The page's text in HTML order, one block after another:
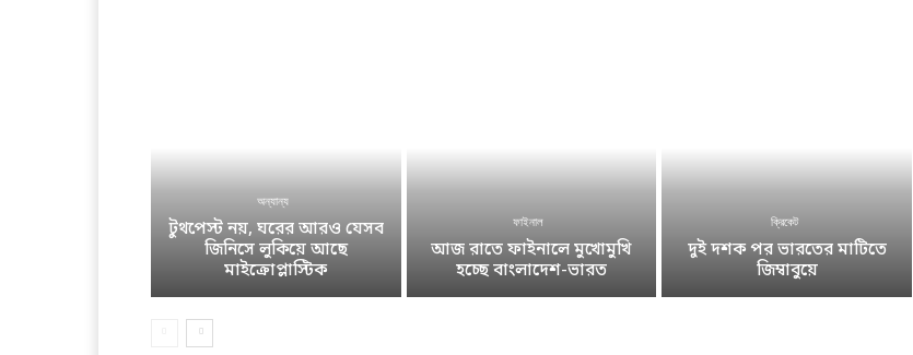
অন্যান্য
টুথপেস্ট নয়, ঘরের আরও যেসব
জিনিসে লুকিয়ে আছে
মাইক্রোপ্লাস্টিক
ফাইনাল
আজ রাতে ফাইনালে মুখোমুখি
হচ্ছে বাংলাদেশ-ভারত
ক্রিকেট
দুই দশক পর ভারতের মাটিতে
জিম্বাবুয়ে